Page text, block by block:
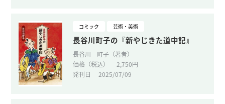
コミック 芸術・美術
長谷川町子の『新やじきた道中記』
長谷川 町子（著者）
価格（税込）
2,750円
発刊日
2025/07/09